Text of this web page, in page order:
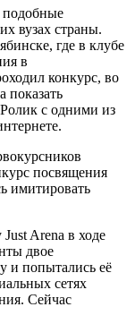
вузах страны.
где в клубе
в
конкурс, во
показать
с одними из
посвящения
имитировать
Arena в ходе
двое
и попытались её
сетях
Сейчас